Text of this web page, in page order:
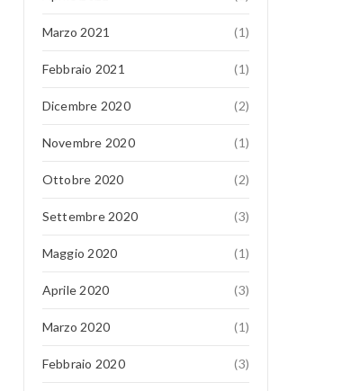
Marzo 2021 (1)
Febbraio 2021 (1)
Dicembre 2020 (2)
Novembre 2020 (1)
Ottobre 2020 (2)
Settembre 2020 (3)
Maggio 2020 (1)
Aprile 2020 (3)
Marzo 2020 (1)
Febbraio 2020 (3)